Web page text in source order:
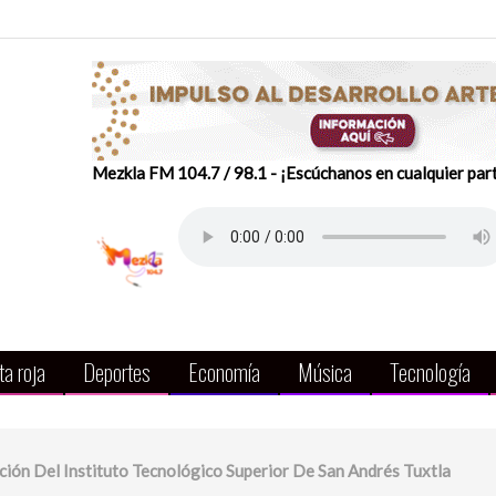
Mezkla FM 104.7 / 98.1 - ¡Escúchanos en cualquier
roja Deportes Economía Música Tecnología
Del Instituto Tecnológico Superior De San Andrés Tuxtla